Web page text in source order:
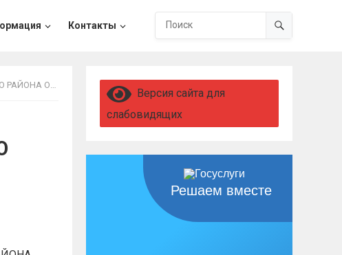
Контакты
ПО КОНТРАКТУ
Версия сайта для
слабовидящих
Решаем вместе